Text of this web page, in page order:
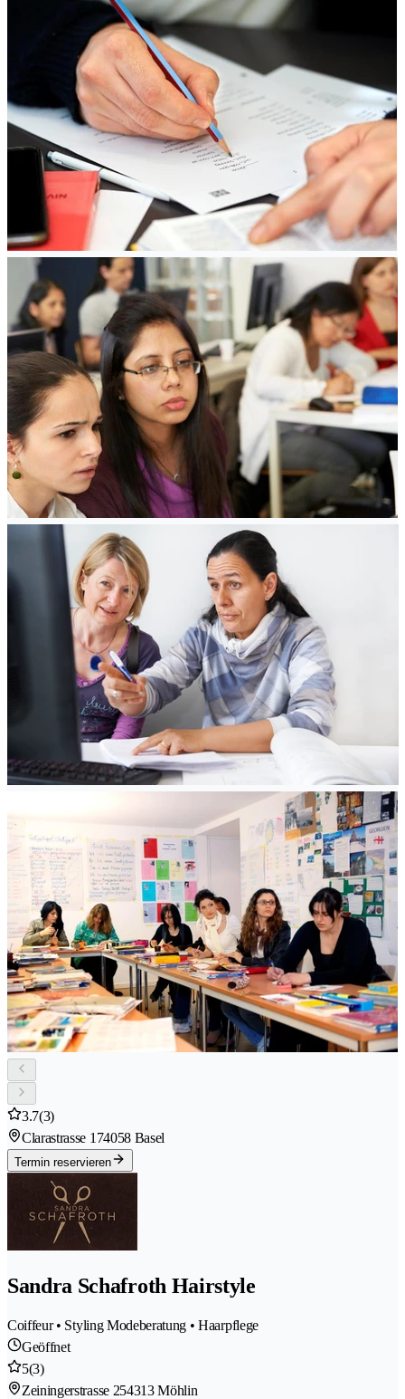
3.7(3)
Clarastrasse 174058 Basel
Termin reservieren
Sandra Schafroth Hairstyle
Coiffeur • Styling Modeberatung • Haarpflege
Geöffnet
5(3)
Zeiningerstrasse 254313 Möhlin